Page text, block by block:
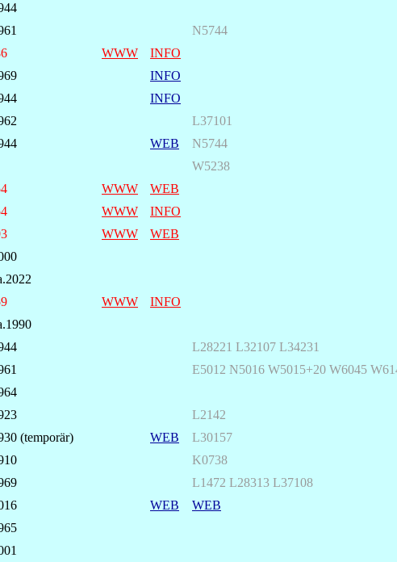
N5744
WWW
INFO
INFO
INFO
L37101
WEB
N5744
W5238
WWW
WEB
WWW
INFO
WWW
WEB
WWW
INFO
L28221 L32107 L34231
E5012 N5016 W5015+20 W6045
L2142
(temporär) WEB
L30157
K0738
L1472 L28313 L37108
WEB
WEB